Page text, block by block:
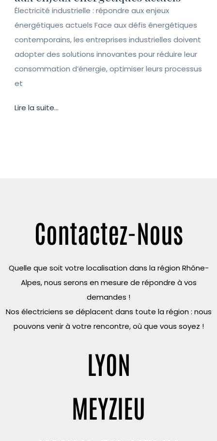
Électricité industrielle : répondre aux enjeux
énergétiques actuels Face aux défis énergétiques
contemporains, les entreprises industrielles doivent
adopter des solutions innovantes pour réduire leur
consommation d’énergie, optimiser leurs processus
et
Lire la suite...
Contactez-Nous
Quelle que soit votre localisation dans la région Rhône-
Alpes, nous serons en mesure de répondre à vos
demandes !
Nos électriciens se déplacent dans toute la région : nous
pouvons venir à votre rencontre, où que vous soyez !
LYON
MEYZIEU